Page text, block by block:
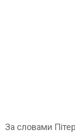
За словами